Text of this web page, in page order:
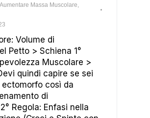
Aumentare Massa Muscolare,
Volume di
Petto > Schiena 1°
Muscolare >
quindi capire se sei
così da
di
Regola: Enfasi nella